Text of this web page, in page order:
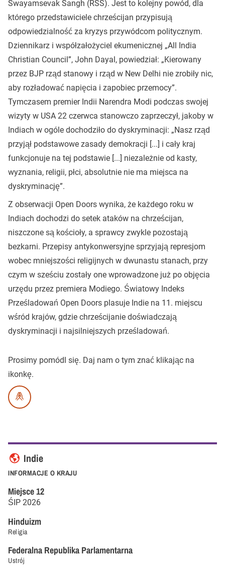
Swayamsevak Sangh (RSS). Jest to kolejny powód, dla
którego przedstawiciele chrześcijan przypisują
odpowiedzialność za kryzys przywódcom politycznym.
Dziennikarz i współzałożyciel ekumenicznej „All India
Christian Council”, John Dayal, powiedział: „Kierowany
przez BJP rząd stanowy i rząd w New Delhi nie zrobiły nic,
aby rozładować napięcia i zapobiec przemocy”.
Tymczasem premier Indii Narendra Modi podczas swojej
wizyty w USA 22 czerwca stanowczo zaprzeczył, jakoby w
Indiach w ogóle dochodziło do dyskryminacji: „Nasz rząd
przyjął podstawowe zasady demokracji [...] i cały kraj
funkcjonuje na tej podstawie [...] niezależnie od kasty,
wyznania, religii, płci, absolutnie nie ma miejsca na
dyskryminację”.
Z obserwacji Open Doors wynika, że każdego roku w
Indiach dochodzi do setek ataków na chrześcijan,
niszczone są kościoły, a sprawcy zwykle pozostają
bezkarni. Przepisy antykonwersyjne sprzyjają represjom
wobec mniejszości religijnych w dwunastu stanach, przy
czym w sześciu zostały one wprowadzone już po objęcia
urzędu przez premiera Modiego. Światowy Indeks
Prześladowań Open Doors plasuje Indie na 11. miejscu
wśród krajów, gdzie chrześcijanie doświadczają
dyskryminacji i najsilniejszych prześladowań.
Prosimy pomódl się. Daj nam o tym znać klikając na
ikonkę.
INFORMACJE O KRAJU
Indie
Miejsce12
ŚIP 2026
Religia
Hinduizm
Ustrój
Federalna Republika Parlamentarna